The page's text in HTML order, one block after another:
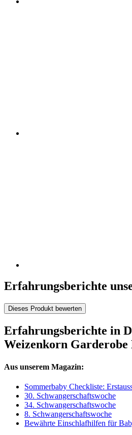
Erfahrungsberichte
Dieses Produkt bewerten
Erfahrungsberichte in
Weizenkorn
Aus unserem Magazin:
Sommerbaby Checkliste:
30. Schwangerschaftswoche
34. Schwangerschaftswoche
8. Schwangerschaftswoche
Bewährte Einschlafhilfen für